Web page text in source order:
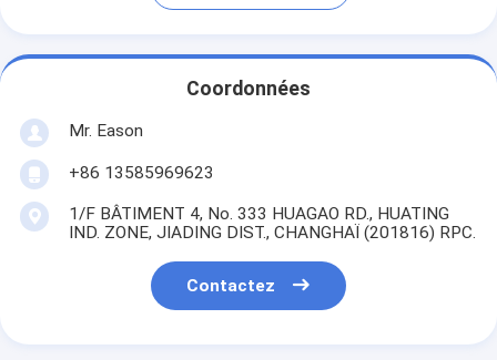
Coordonnées
Mr. Eason
+86 13585969623
1/F BÂTIMENT 4, No. 333 HUAGAO RD., HUATING
IND. ZONE, JIADING DIST., CHANGHAÏ (201816) RPC.
Contactez